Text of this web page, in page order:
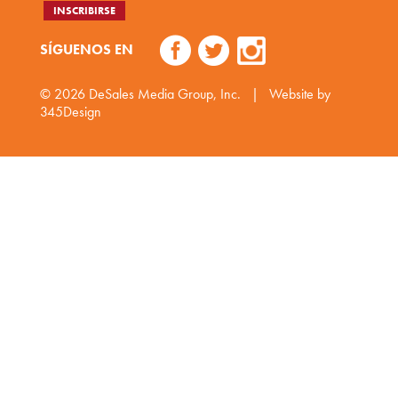
SÍGUENOS EN
© 2026 DeSales Media Group, Inc. |
Website by
345Design